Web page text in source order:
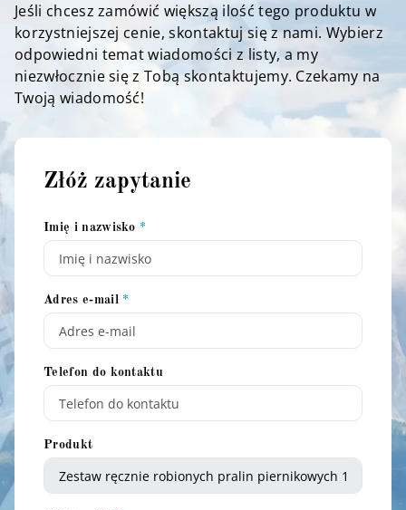
Jeśli chcesz zamówić większą ilość tego produktu w
korzystniejszej cenie, skontaktuj się z nami. Wybierz
odpowiedni temat wiadomości z listy, a my
niezwłocznie się z Tobą skontaktujemy. Czekamy na
Twoją wiadomość!
Złóż zapytanie
Imię i nazwisko
Adres e-mail
Telefon do kontaktu
Produkt